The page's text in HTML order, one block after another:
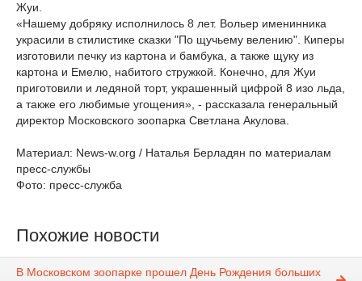
Жуи.
«Нашему добряку исполнилось 8 лет. Вольер именинника
украсили в стилистике сказки "По щучьему велению". Киперы
изготовили печку из картона и бамбука, а также щуку из
картона и Емелю, набитого стружкой. Конечно, для Жуи
приготовили и ледяной торт, украшенный цифрой 8 изо льда,
а также его любимые угощения», - рассказала генеральный
директор Московского зоопарка Светлана Акулова.
Материал: News-w.org / Наталья Берладян по материалам
пресс-службы
Фото: пресс-служба
Похожие новости
В Московском зоопарке прошел День Рождения больших